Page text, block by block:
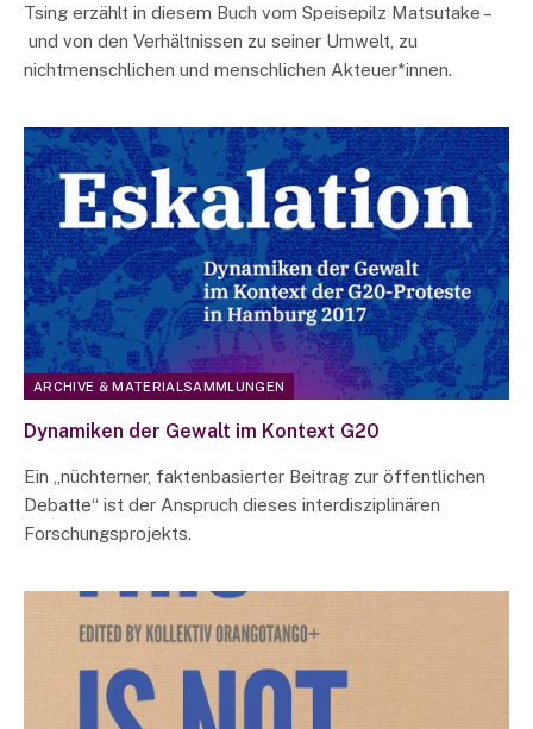
Tsing erzählt in diesem Buch vom Speisepilz Matsutake –
und von den Verhältnissen zu seiner Umwelt, zu
nichtmenschlichen und menschlichen Akteuer*innen.
ARCHIVE & MATERIALSAMMLUNGEN
Dynamiken der Gewalt im Kontext G20
Ein „nüchterner, faktenbasierter Beitrag zur öffentlichen
Debatte“ ist der Anspruch dieses interdisziplinären
Forschungsprojekts.